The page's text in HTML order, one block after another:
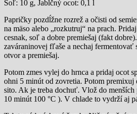
Soľ: 10 g, Jablčný ocot: 0,1 l
Papričky pozdĺžne rozrež a očisti od
na mäso alebo „rozkutruj“ na prach.
cesnak, soľ a dobre premiešaj (fakt
zaváraninovej fľaše a nechaj fermentovať
otvor a premiešaj.
Potom zmes vylej do hrnca a pridaj ocot
ohni 5 minút od zovretia. Potom premixuj
sito. Ak je treba dochuť. Vlož do menších
10 minút 100 °C ). V chlade to vydrží aj